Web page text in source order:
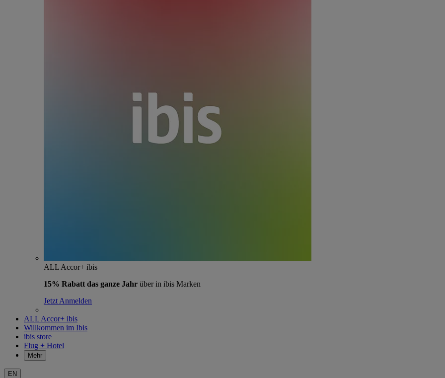
ALL Accor+ ibis
15% Rabatt das ganze Jahr über in ibis Marken
Jetzt Anmelden
ALL Accor+ ibis
Willkommen im Ibis
ibis store
Flug + Hotel
Mehr
EN